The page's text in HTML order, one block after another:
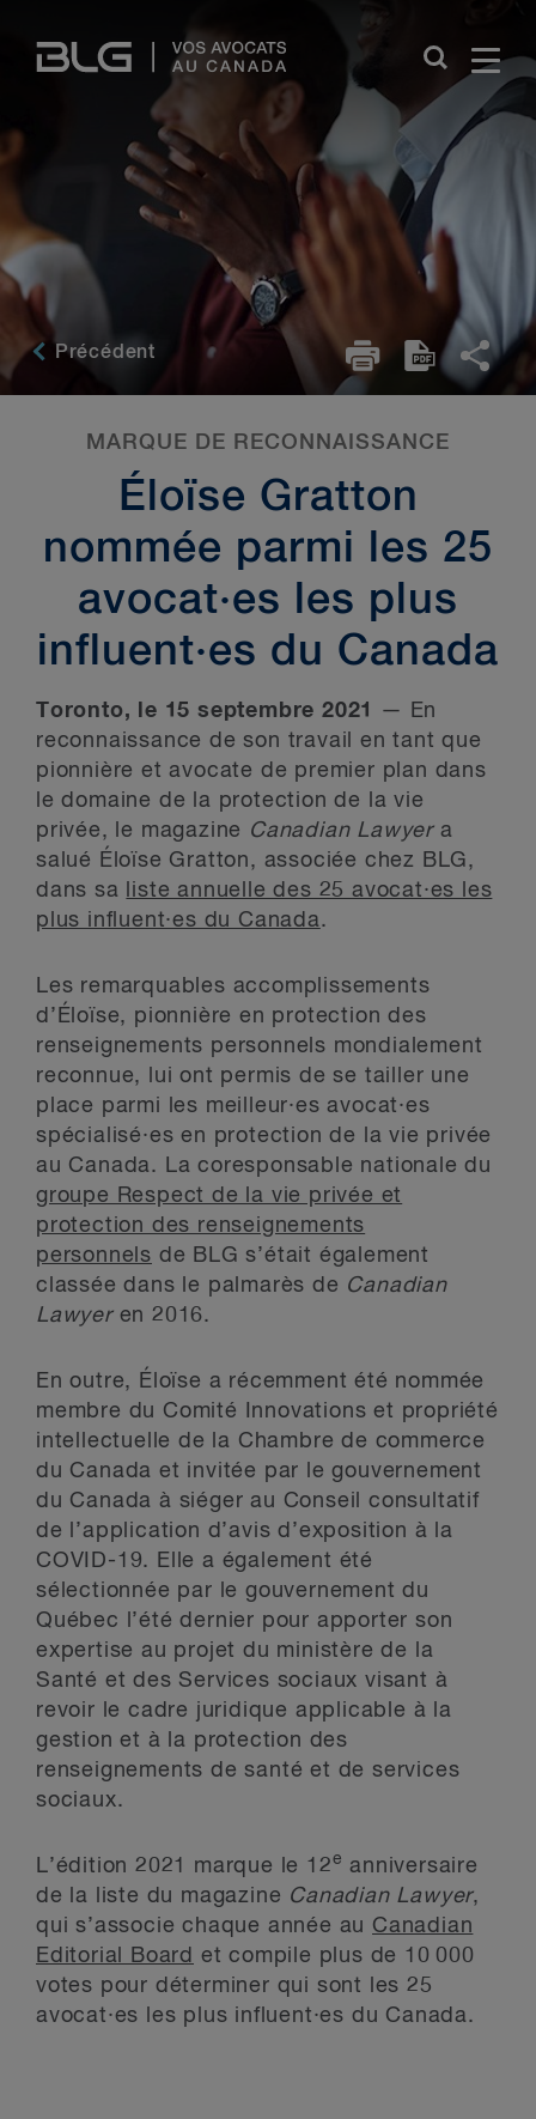
Links
Précédent
MARQUE DE RECONNAISSANCE
Éloïse Gratton
nommée parmi les 25
avocat·es les plus
influent·es du Canada
Toronto, le 15 septembre 2021
— En
reconnaissance de son travail en tant que
pionnière et avocate de premier plan dans
le domaine de la protection de la vie
privée, le magazine Canadian Lawyera
salué Éloïse Gratton, associée chez BLG,
dans sa
liste annuelle des 25 avocat·es les
plus influent·es du Canada.
Les remarquables accomplissements
d’Éloïse, pionnière en protection des
renseignements personnels mondialement
reconnue, lui ont permis de se tailler une
place parmi les meilleur·es avocat·es
spécialisé·es en protection de la vie privée
au Canada. La coresponsable nationale du
groupe Respect de la vie privée et
protection des renseignements
personnels de BLG s’était également
classée dans le palmarès de Canadian
Lawyeren 2016.
En outre, Éloïse a récemment été nommée
membre du Comité Innovations et propriété
intellectuelle de la Chambre de commerce
du Canada et invitée par le gouvernement
du Canada à siéger au Conseil consultatif
de l’application d’avis d’exposition à la
COVID-19. Elle a également été
sélectionnée par le gouvernement du
Québec l’été dernier pour apporter son
expertise au projet du ministère de la
Santé et des Services sociaux visant à
revoir le cadre juridique applicable à la
gestion et à la protection des
renseignements de santé et de services
sociaux.
L’édition 2021 marque le 12e anniversaire
de la liste du magazine Canadian Lawyer,
qui s’associe chaque année au Canadian
Editorial Board et compile plus de 10 000
votes pour déterminer qui sont les 25
avocat·es les plus influent·es du Canada.